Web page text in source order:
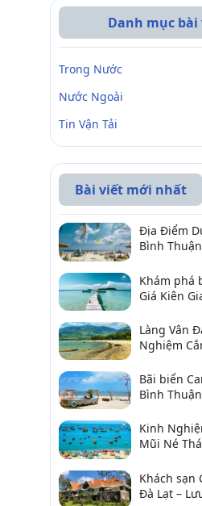
Danh mục
Trong Nước
Nước Ngoài
Tin Vận Tải
Bài viết mới nhất
Địa Điểm
Bình
2026
Khám phá
Giá Kiên
Làng Vân
Nghiệm
Bãi biển
Bình
sản, điểm
Kinh
Mũi Né
Khách sạn
Đà Lạt –